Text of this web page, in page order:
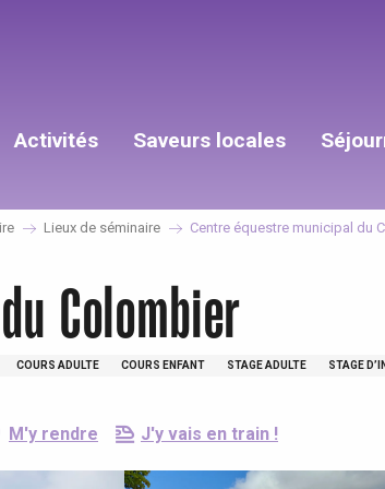
Activités Saveurs locales
Lieux de séminaire Centre équestre municipal du
Colombier
COURS ADULTE COURS ENFANT STAGE ADULTE STAGE
M'y rendre J'y vais en train !